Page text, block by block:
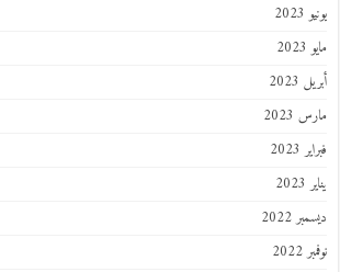
يونيو 2023
مايو 2023
أبريل 2023
مارس 2023
فبراير 2023
يناير 2023
ديسمبر 2022
نوفمبر 2022